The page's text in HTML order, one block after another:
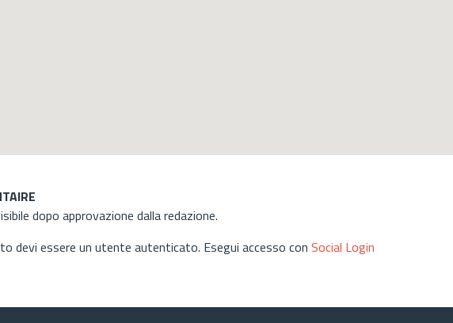
dopo approvazione dalla redazione.
devi essere un utente autenticato. Esegui accesso con Social Login